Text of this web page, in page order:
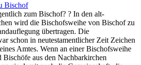
Bischof
zum Bischof? ? In den alt-
wird die Bischofsweihe von Bischof zu
übertragen. Die
schon in neutestamentlicher Zeit Zeichen
Amtes. Wenn an einer Bischofsweihe
aus den Nachbarkirchen